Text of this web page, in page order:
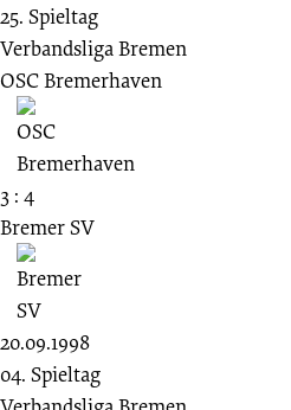
25. Spieltag
Verbandsliga Bremen
OSC Bremerhaven
3 : 4
Bremer SV
20.09.1998
04. Spieltag